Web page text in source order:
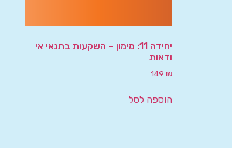
יחידה 11: מימון – השקעות בתנאי אי
ודאות
149 ₪
הוספה לסל